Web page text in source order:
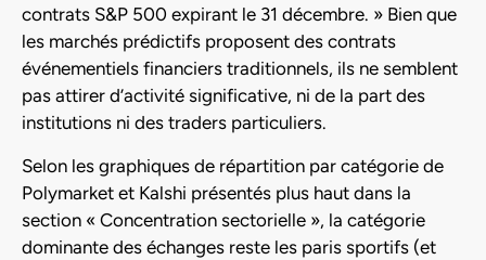
contrats S&P 500 expirant le 31 décembre. » Bien que
les marchés prédictifs proposent des contrats
événementiels financiers traditionnels, ils ne semblent
pas attirer d’activité significative, ni de la part des
institutions ni des traders particuliers.
Selon les graphiques de répartition par catégorie de
Polymarket et Kalshi présentés plus haut dans la
section « Concentration sectorielle », la catégorie
dominante des échanges reste les paris sportifs (et